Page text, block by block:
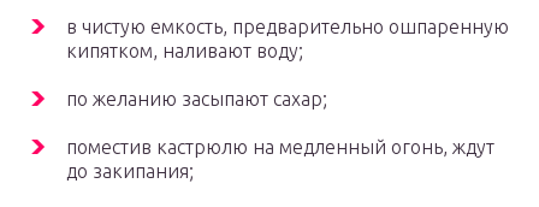
в чистую емкость, предварительно ошпаренную
кипятком, наливают воду;
по желанию засыпают сахар;
поместив кастрюлю на медленный огонь, ждут
до закипания;